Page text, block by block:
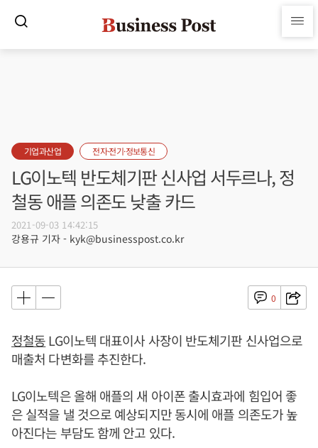
기업과산업 전자·전기·정보통신
LG이노텍 반도체기판 신사업 서두르나, 정
철동 애플 의존도 낮출 카드
2021-09-03 14:42:15
강용규 기자 - kyk@businesspost.co.kr
0
정철동LG이노텍 대표이사 사장이 반도체기판 신사업으로
매출처 다변화를 추진한다.
LG이노텍은 올해 애플의 새 아이폰 출시효과에 힘입어 좋
은 실적을 낼 것으로 예상되지만 동시에 애플 의존도가 높
아진다는 부담도 함께 안고 있다.